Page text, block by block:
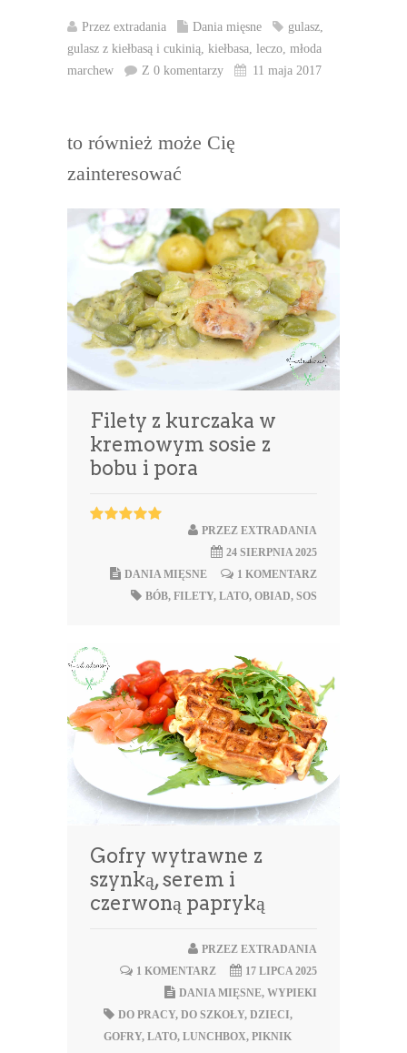
Przez extradania Dania mięsne gulasz,
gulasz z kiełbasą i cukinią, kiełbasa, leczo, młoda
marchew
Z 0 komentarzy 11 maja 2017
to również może Cię
zainteresować
Filety z kurczaka w
kremowym sosie z
bobu i pora
PRZEZ EXTRADANIA
24 SIERPNIA 2025
1 KOMENTARZ
DANIA MIĘSNE
BÓB, FILETY, LATO, OBIAD, SOS
Gofry wytrawne z
szynką, serem i
czerwoną papryką
PRZEZ EXTRADANIA
17 LIPCA 2025
1 KOMENTARZ
DANIA MIĘSNE, WYPIEKI
DO PRACY, DO SZKOŁY, DZIECI,
GOFRY, LATO, LUNCHBOX, PIKNIK